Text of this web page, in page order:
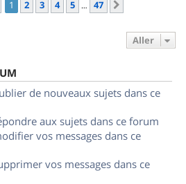
Page 1sur
1 2 3 4 5 … 47
Aller
de nouveaux sujets dans ce
aux sujets dans ce forum
vos messages dans ce
vos messages dans ce